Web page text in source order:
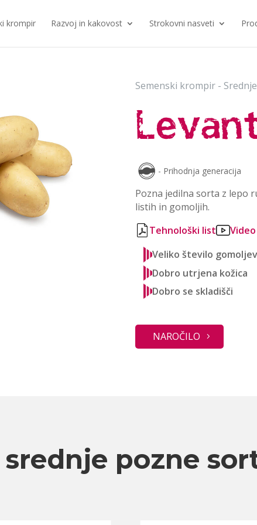
krompir Razvoj in kakovost Strokovni nasveti
Semenski krompir -
- Prihodnja generacija
Pozna jedilna sorta z lepo
listih in gomoljih.
Tehnološki list
Video
Veliko število
Dobro utrjena kožica
Dobro se skladišči
NAROČILO
srednje pozne